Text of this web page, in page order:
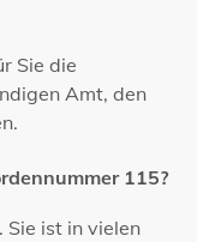
Sie die
Amt, den
115?
Sie ist in vielen